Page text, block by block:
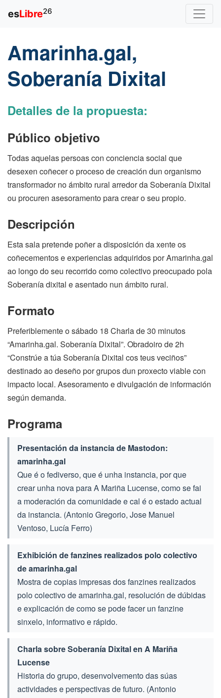
esLibre26
Amarinha.gal,
Soberanía Dixital
Detalles de la propuesta:
Público objetivo
Todas aquelas persoas con conciencia social que
desexen coñecer o proceso de creación dun organismo
transformador no ámbito rural arredor da Soberanía Dixital
ou procuren asesoramento para crear o seu propio.
Descripción
Esta sala pretende poñer a disposición da xente os
coñecementos e experiencias adquiridos por Amarinha.gal
ao longo do seu recorrido como colectivo preocupado pola
Soberanía dixital e asentado nun ámbito rural.
Formato
Preferiblemente o sábado 18 Charla de 30 minutos
“Amarinha.gal. Soberanía Dixital”. Obradoiro de 2h
“Constrúe a túa Soberanía Dixital cos teus veciños”
destinado ao deseño por grupos dun proxecto viable con
impacto local. Asesoramento e divulgación de información
según demanda.
Programa
Presentación da instancia de Mastodon:
amarinha.gal
Que é o fediverso, que é unha instancia, por que
crear unha nova para A Mariña Lucense, como se fai
a moderación da comunidade e cal é o estado actual
da instancia. (Antonio Gregorio, Jose Manuel
Ventoso, Lucía Ferro)
Exhibición de fanzines realizados polo colectivo
de amarinha.gal
Mostra de copias impresas dos fanzines realizados
polo colectivo de amarinha.gal, resolución de dúbidas
e explicación de como se pode facer un fanzine
sinxelo, informativo e rápido.
Charla sobre Soberanía Dixital en A Mariña
Lucense
Historia do grupo, desenvolvemento das súas
actividades e perspectivas de futuro. (Antonio